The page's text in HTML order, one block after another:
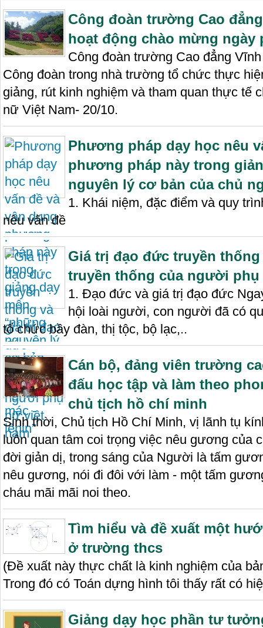
Công đoàn trường Cao
hoạt động chào mừng ngày
Công đoàn trường Cao đẳng
Công đoàn trong nhà trường tổ chức thực
giảng, rút kinh nghiệm và tham quan thực tế
nữ Việt Nam- 20/10.
Phương pháp dạy học nêu
phương pháp này trong
nguyên lý cơ bản của chủ
1. Khái niệm, đặc điểm và quy
nêu vấn đề
Giá trị đạo đức truyền
truyền thống của người phụ
1. Đạo đức và giá trị đạo đức
hội loài người, con người đã có
tổ chức bầy đàn, thị tộc, bộ lạc,..
Cán bộ, đảng viên trường
đấu học tập và làm theo
chủ tịch hồ chí minh
Sinh thời, Chủ tịch Hồ Chí Minh, vị lãnh tụ
luôn quan tâm coi trọng việc nêu gương của
đời giản dị, trong sáng của Người là tấm
nêu gương, nói đi đôi với làm - một tấm
cháu mãi mãi noi theo.
Tìm hiểu và đề xuất một
ở trường thcs
(Đề xuất này thực chất là kinh nghiệm của
Trong đó có Toán dựng hình tôi thấy rất có
Giảng dạy học phần tư